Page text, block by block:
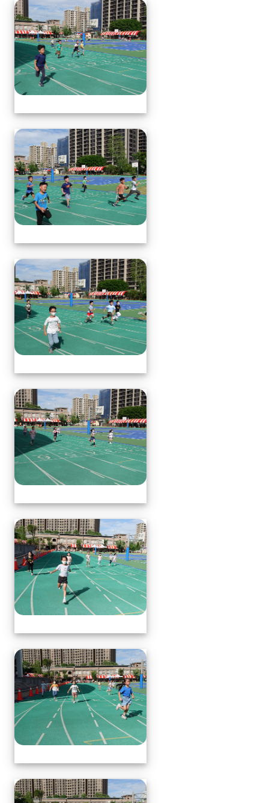
體育表演會(全員賽跑會前賽)
體育表演會(全員賽跑會前賽)
體育表演會(全員賽跑會前賽)
體育表演會(全員賽跑會前賽)
體育表演會(全員賽跑會前賽)
體育表演會(全員賽跑會前賽)
體育表演會(全員賽跑會前賽)